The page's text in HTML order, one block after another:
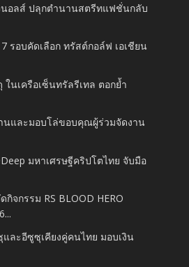
นอลส์ ปลุกตำนานสตรีทแฟชั่นกลับ
รอบคัดเลือก ทรัสต์กอล์ฟ เอเชียน
นเครือเซ็นทรัลรีเทล ตอกย้ำ
นและมอบโล่ขอบคุณผู้ร่วมจัดงาน
มหาเศรษฐีคริปโตไทย จับมือ
กิจกรรม RS BLOOD HERO
ละอีซูซุเคียงคู่คนไทย มอบเงิน